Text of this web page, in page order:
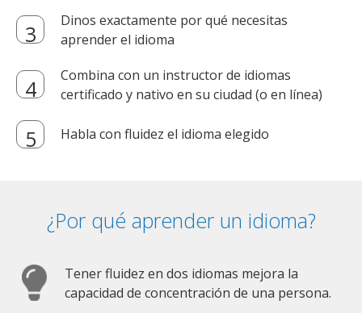
Dinos exactamente por qué necesitas
aprender el idioma
Combina con un instructor de idiomas
certificado y nativo en su ciudad (o en línea)
Habla con fluidez el idioma elegido
¿Por qué aprender un idioma?
Tener fluidez en dos idiomas mejora la
capacidad de concentración de una persona.